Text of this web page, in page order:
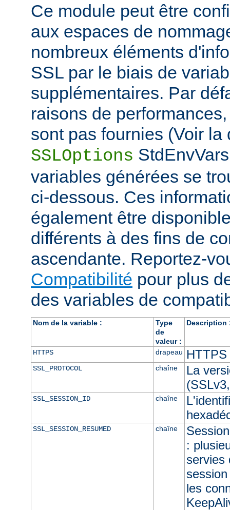
Ce module peut être
aux espaces de
nombreux éléments
SSL par le biais de
supplémentaires. Par
raisons de
sont pas fournies (Voir la
SSLOptions
variables générées se
ci-dessous. Ces
également être
différents à des fins de
ascendante. Reportez-
Compatibilité pour plus
des variables de
Nom de la variable :
Type
de
valeur :
Description
HTTPS drapeau
SSL_PROTOCOL chaîne
La
SSL_SESSION_ID chaîne
SSL_SESSION_RESUMED chaîne
:
servies
les